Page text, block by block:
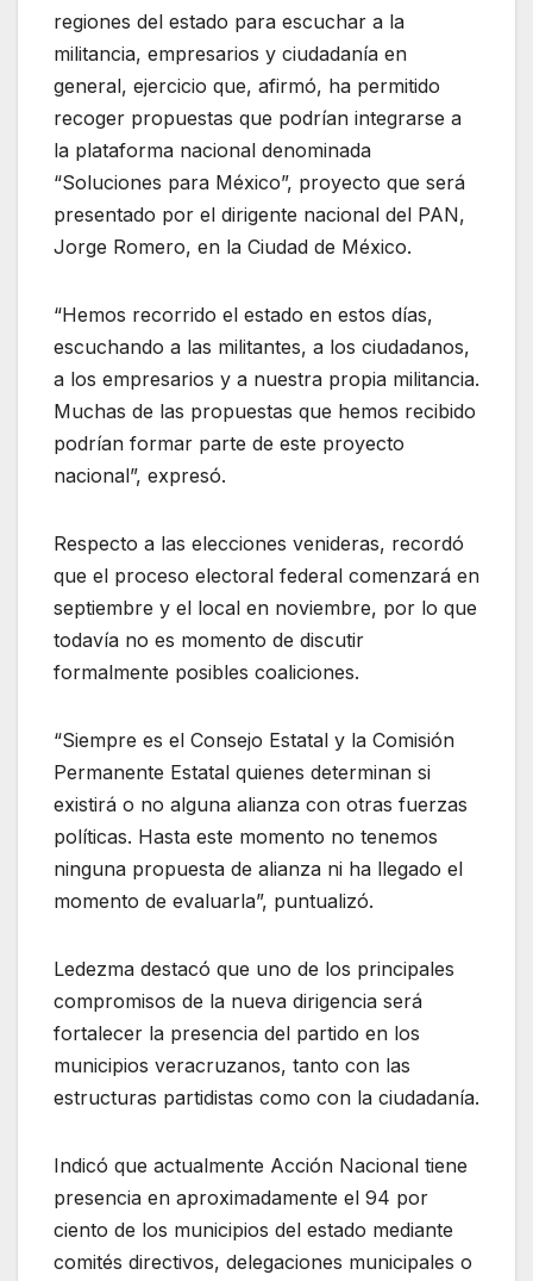
regiones del estado para escuchar a la
militancia, empresarios y ciudadanía en
general, ejercicio que, afirmó, ha permitido
recoger propuestas que podrían integrarse a
la plataforma nacional denominada
“Soluciones para México”, proyecto que será
presentado por el dirigente nacional del PAN,
Jorge Romero, en la Ciudad de México.
“Hemos recorrido el estado en estos días,
escuchando a las militantes, a los ciudadanos,
a los empresarios y a nuestra propia militancia.
Muchas de las propuestas que hemos recibido
podrían formar parte de este proyecto
nacional”, expresó.
Respecto a las elecciones venideras, recordó
que el proceso electoral federal comenzará en
septiembre y el local en noviembre, por lo que
todavía no es momento de discutir
formalmente posibles coaliciones.
“Siempre es el Consejo Estatal y la Comisión
Permanente Estatal quienes determinan si
existirá o no alguna alianza con otras fuerzas
políticas. Hasta este momento no tenemos
ninguna propuesta de alianza ni ha llegado el
momento de evaluarla”, puntualizó.
Ledezma destacó que uno de los principales
compromisos de la nueva dirigencia será
fortalecer la presencia del partido en los
municipios veracruzanos, tanto con las
estructuras partidistas como con la ciudadanía.
Indicó que actualmente Acción Nacional tiene
presencia en aproximadamente el 94 por
ciento de los municipios del estado mediante
comités directivos, delegaciones municipales o